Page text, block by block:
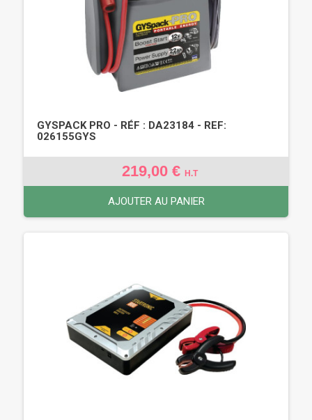
GYSPACK PRO - RÉF : DA23184 - REF:
026155GYS
219,00 € H.T
AJOUTER AU PANIER